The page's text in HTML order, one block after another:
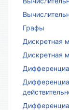
Графы
Дискретная
Дискретная